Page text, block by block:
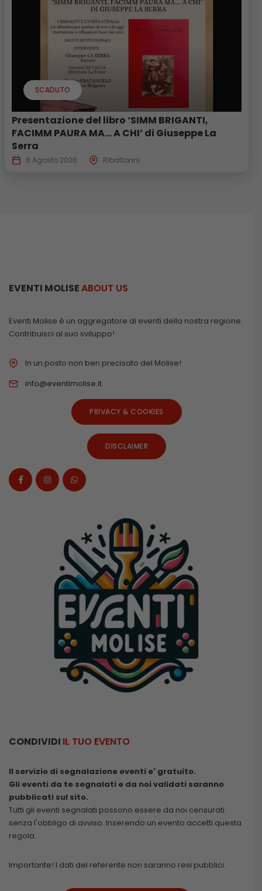
SCADUTO
Presentazione del libro ‘SIMM BRIGANTI,
FACIMM PAURA MA… A CHI’ di Giuseppe La
Serra
6 Agosto 2026 Ribattonni
EVENTI MOLISEABOUT US
Eventi Molise è un aggregatore di eventi della nostra regione.
Contribuisci al suo sviluppo!
In un posto non ben precisato del Molise!
info@eventimolise.it
PRIVACY & COOKIES
DISCLAIMER
CONDIVIDI IL TUO EVENTO
Il servizio di segnalazione eventi e' gratuito.
Gli eventi da te segnalati e da noi validati saranno
pubblicati sul sito.
Tutti gli eventi segnalati possono essere da noi censurati
senza l'obbligo di avviso. Inserendo un evento accetti questa
regola.
Importante! I dati del referente non saranno resi pubblici.